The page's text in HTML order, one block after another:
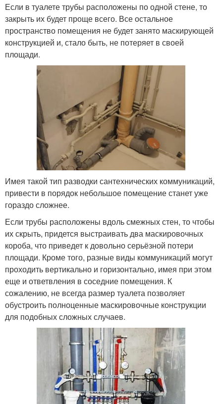
Если в туалете трубы расположены по одной стене, то
закрыть их будет проще всего. Все остальное
пространство помещения не будет занято маскирующей
конструкцией и, стало быть, не потеряет в своей
площади.
Имея такой тип разводки сантехнических коммуникаций,
привести в порядок небольшое помещение станет уже
гораздо сложнее.
Если трубы расположены вдоль смежных стен, то чтобы
их скрыть, придется выстраивать два маскировочных
короба, что приведет к довольно серьёзной потери
площади. Кроме того, разные виды коммуникаций могут
проходить вертикально и горизонтально, имея при этом
еще и ответвления в соседние помещения. К
сожалению, не всегда размер туалета позволяет
обустроить полноценные маскировочные конструкции
для подобных сложных случаев.